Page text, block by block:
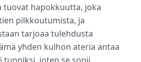
tuovat hapokkuutta, joka
pilkkoutumista, ja
tarjoaa tulehdusta
yhden kulhon ateria antaa